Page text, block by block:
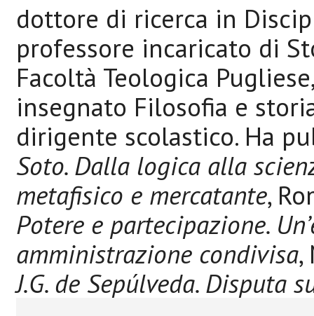
dottore di ricerca in
professore incaricato di
Facoltà Teologica
insegnato Filosofia e
dirigente scolastico. Ha
Soto. Dalla logica alla
metafisico e mercatante,
Potere e partecipazione.
amministrazione condivisa,
J.G. de Sepúlveda. Disputa